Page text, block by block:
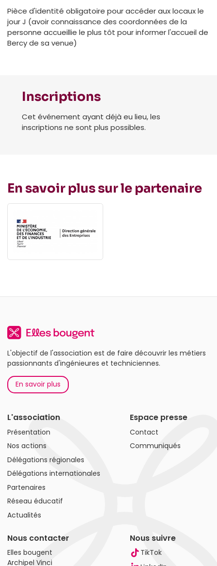
Pièce d'identité obligatoire pour accéder aux locaux le
jour J (avoir connaissance des coordonnées de la
personne accueillie le plus tôt pour informer l'accueil de
Bercy de sa venue)
Inscriptions
Cet événement ayant déjà eu lieu, les
inscriptions ne sont plus possibles.
En savoir plus sur le partenaire
L'objectif de l'association est de faire découvrir les métiers
passionnants d'ingénieures et techniciennes.
En savoir plus
L'association
Présentation
Nos actions
Délégations régionales
Délégations internationales
Partenaires
Réseau éducatif
Actualités
Espace presse
Contact
Communiqués
Nous contacter
Elles bougent
Archipel Vinci
Nous suivre
TikTok